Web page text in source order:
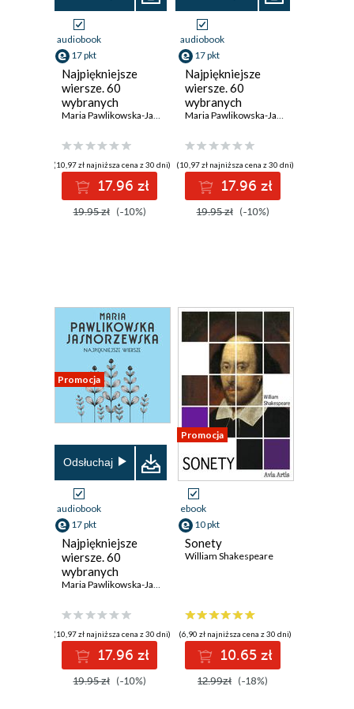
audiobook
17 pkt
Najpiękniejsze
wiersze. 60
wybranych
utworów w
Marii Kosik
Maria Pawlikowska-Jasnorzewska
(10,97 zł najniższa cena z 30 dni)
17.96 zł
19.95 zł (-10%)
audiobook
17 pkt
Najpiękniejsze
wiersze. 60
wybranych
utworów w
Dagny Mikoś
Maria Pawlikowska-Jasnorzewska
(10,97 zł najniższa cena z 30 dni)
17.96 zł
19.95 zł (-10%)
Promocja
Odsłuchaj
audiobook
17 pkt
Najpiękniejsze
wiersze. 60
wybranych
utworów w
Sayar
Maria Pawlikowska-Jasnorzewska
(10,97 zł najniższa cena z 30 dni)
17.96 zł
19.95 zł (-10%)
Promocja
ebook
10 pkt
Sonety
William Shakespeare
(6,90 zł najniższa cena z 30 dni)
10.65 zł
12.99zł (-18%)